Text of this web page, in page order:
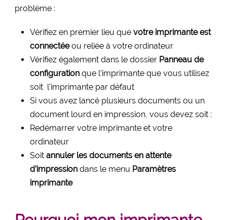
problème :
Vérifiez en premier lieu que votre imprimante est
connectéeou reliée à votre ordinateur
Vérifiez également dans le dossier Panneau de
configuration que l’imprimante que vous utilisez
soit l’imprimante par défaut
Si vous avez lancé plusieurs documents ou un
document lourd en impression, vous devez soit :
Redémarrer votre imprimante et votre
ordinateur
Soit annuler les documents en attente
d’impression dans le menu Paramètres
imprimante